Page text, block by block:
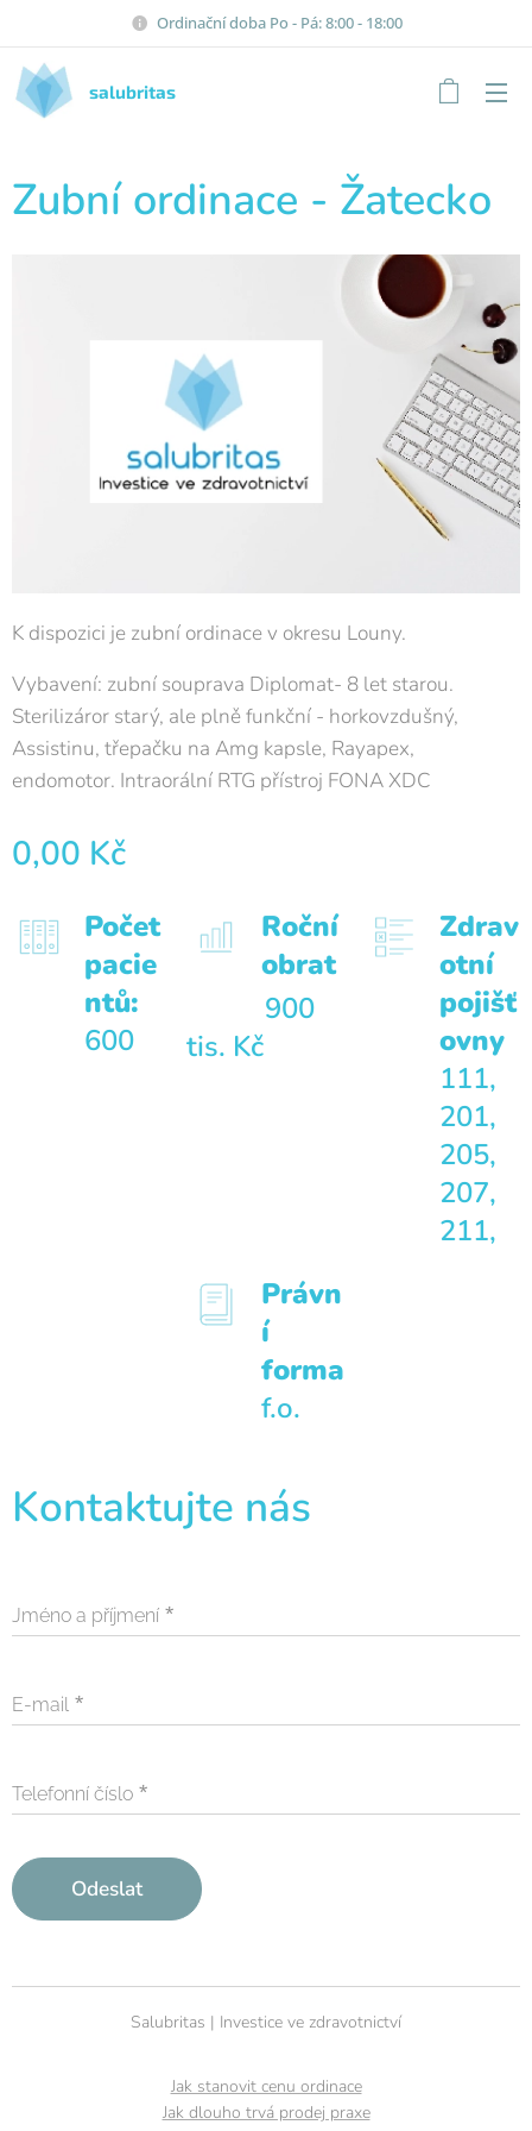
Ordinační doba Po - Pá: 8:00 - 18:00
salubritas
Zubní ordinace - Žatecko
K dispozici je zubní ordinace v okresu Louny.
Vybavení: zubní souprava Diplomat- 8 let starou.
Sterilizáror starý, ale plně funkční - horkovzdušný,
Assistinu, třepačku na Amg kapsle, Rayapex,
endomotor. Intraorální RTG přístroj FONA XDC
0,00 Kč
Počet
pacie
ntů:
600
Roční
obrat
900
tis. Kč
Zdrav
otní
pojišť
ovny
111,
201,
205,
207,
211,
Právn
í
forma
f.o.
Kontaktujte nás
Jméno a příjmení
E-mail
Telefonní číslo
Odeslat
Salubritas | Investice ve zdravotnictví
Jak stanovit cenu ordinace
Jak dlouho trvá prodej praxe